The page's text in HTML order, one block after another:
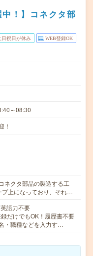
！】コネクタ部
日祝日が休み WEB登録OK
～08:30
！
ネクタ部品の製造する工
プ上になっており、それ…
語力不要
だけでもOK！履歴書不要
・職種などを入力す…